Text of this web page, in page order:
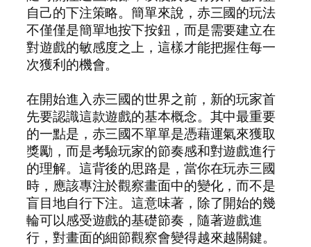
自己的下注策略。簡單來說，赤三國的玩法
不僅僅是簡單地按下按鈕，而是需要建立在
對遊戲的敏感度之上，這樣才能把握住每一
次獲利的機會。
在開始進入赤三國的世界之前，新的玩家首
先要認識這款遊戲的基本概念。其中最重要
的一點是，赤三國不單單是憑藉運氣來獲取
獎勵，而是考驗玩家的節奏感和對遊戲進行
的理解。這背後的思路是，當你在玩赤三國
時，應該專注於觀察畫面中的變化，而不是
盲目地自行下注。這意味著，除了開始的幾
輪可以感受遊戲的基礎節奏，隨著遊戲進
行，對畫面的細節觀察會變得越來越關鍵。